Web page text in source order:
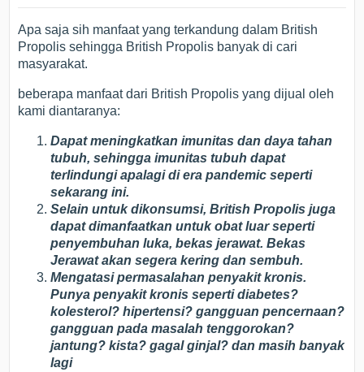
Apa saja sih manfaat yang terkandung dalam British
Propolis sehingga British Propolis banyak di cari
masyarakat.
beberapa manfaat dari British Propolis yang dijual oleh
kami diantaranya:
Dapat meningkatkan imunitas dan daya tahan
tubuh, sehingga imunitas tubuh dapat
terlindungi apalagi di era pandemic seperti
sekarang ini.
Selain untuk dikonsumsi, British Propolis juga
dapat dimanfaatkan untuk obat luar seperti
penyembuhan luka, bekas jerawat. Bekas
Jerawat akan segera kering dan sembuh.
Mengatasi permasalahan penyakit kronis.
Punya penyakit kronis seperti diabetes?
kolesterol? hipertensi? gangguan pencernaan?
gangguan pada masalah tenggorokan?
jantung? kista? gagal ginjal? dan masih banyak
lagi